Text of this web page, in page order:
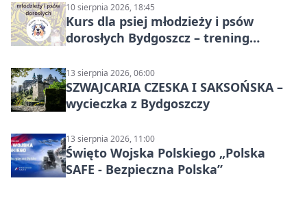
10 sierpnia 2026, 18:45
Kurs dla psiej młodzieży i psów
dorosłych Bydgoszcz – trening
13 sierpnia 2026, 06:00
SZWAJCARIA CZESKA I SAKSOŃSKA –
wycieczka z Bydgoszczy
13 sierpnia 2026, 11:00
Święto Wojska Polskiego „Polska
SAFE - Bezpieczna Polska”